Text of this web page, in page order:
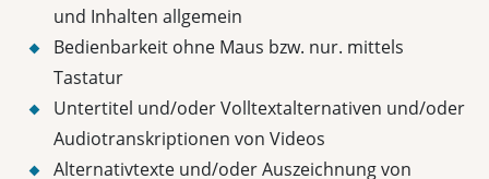
und Inhalten allgemein
Bedienbarkeit ohne Maus bzw. nur. mittels
Tastatur
Untertitel und/oder Volltextalternativen und/oder
Audiotranskriptionen von Videos
Alternativtexte und/oder Auszeichnung von